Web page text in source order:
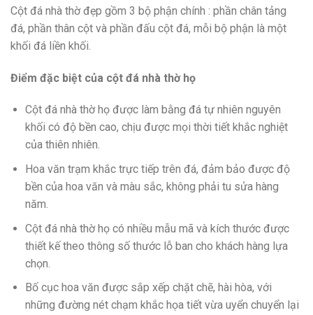
Cột đá nhà thờ đẹp gồm 3 bộ phận chính : phần chân tảng
đá, phần thân cột và phần đấu cột đá, mỗi bộ phận là một
khối đá liền khối.
Điểm đặc biệt của cột đá nhà thờ họ
Cột đá nhà thờ họ được làm bằng đá tự nhiên nguyên
khối có độ bền cao, chịu được mọi thời tiết khắc nghiệt
của thiên nhiên.
Hoa văn trạm khắc trực tiếp trên đá, đảm bảo được độ
bền của hoa văn và màu sắc, không phải tu sửa hàng
năm.
Cột đá nhà thờ họ có nhiều mẫu mã và kích thước được
thiết kế theo thông số thước lỗ ban cho khách hàng lựa
chọn.
Bố cục hoa văn được sắp xếp chặt chẽ, hài hòa, với
những đường nét chạm khắc họa tiết vừa uyển chuyển lại